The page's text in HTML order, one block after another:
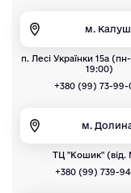
м. Калуш
п. Лесі Українки 15а
19:00)
+380 (99) 73-99-
м.
ТЦ "Кошик" (від.
+380 (99) 739-